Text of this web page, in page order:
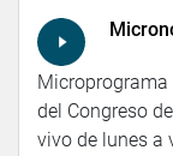
del Congreso
vivo de lunes a